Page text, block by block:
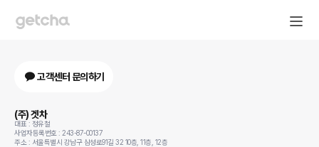
고객센터 문의하기
(주) 겟차
대표 : 정유철
사업자등록번호 : 243-87-00137
주소 : 서울특별시 강남구 삼성로91길 32 10층, 11층, 12층